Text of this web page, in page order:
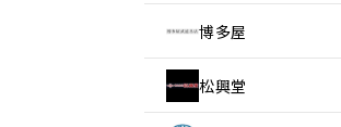
博多屋
松興堂